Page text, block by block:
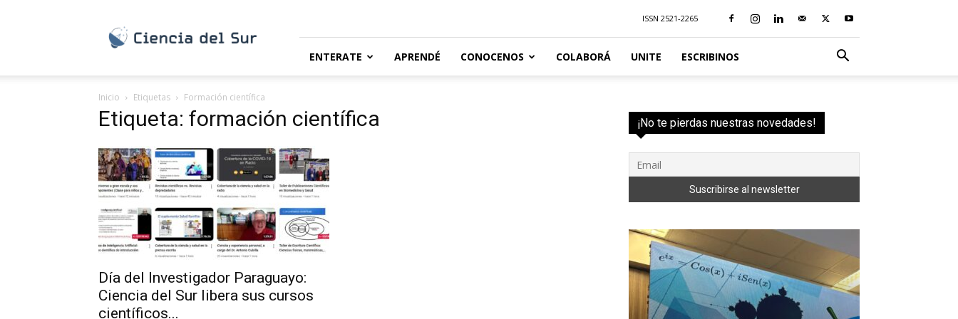
Sur
ISSN 2521-2265
ENTERATE APRENDÉ CONOCENOS COLABORÁ UNITE ESCRIBINOS
Inicio Etiquetas Formación científica
Etiqueta: formación científica
Día del Investigador Paraguayo:
Ciencia del Sur libera sus cursos
científicos...
¡No te pierdas nuestras novedades!